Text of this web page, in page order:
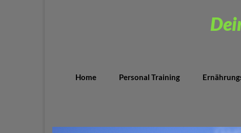
Home Personal Training